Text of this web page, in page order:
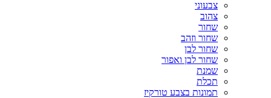
צבעוני
צהוב
שחור
שחור וזהב
שחור לבן
שחור לבן ואפור
שמנת
תכלת
תמונות בצבע טורקיז